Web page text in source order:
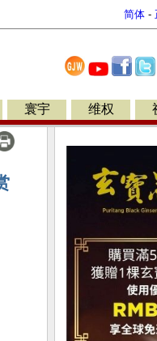
简体 -
寰宇 维权